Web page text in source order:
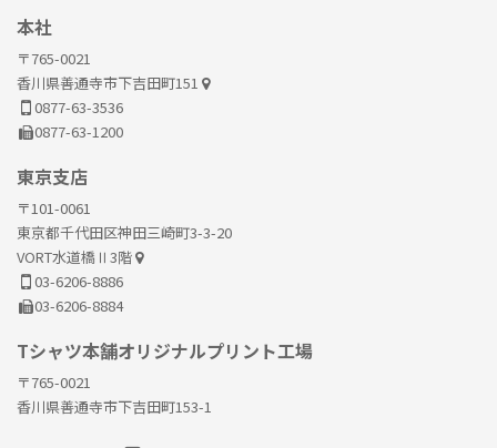
本社
〒765-0021
香川県善通寺市下吉田町151
0877-63-3536
0877-63-1200
東京支店
〒101-0061
東京都千代田区神田三崎町3-3-20
VORT水道橋Ⅱ3階
03-6206-8886
03-6206-8884
Tシャツ本舗オリジナルプリント工場
〒765-0021
香川県善通寺市下吉田町153-1